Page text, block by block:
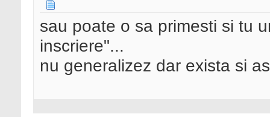
sau poate o sa primesti si tu
inscriere"...
nu generalizez dar exista si